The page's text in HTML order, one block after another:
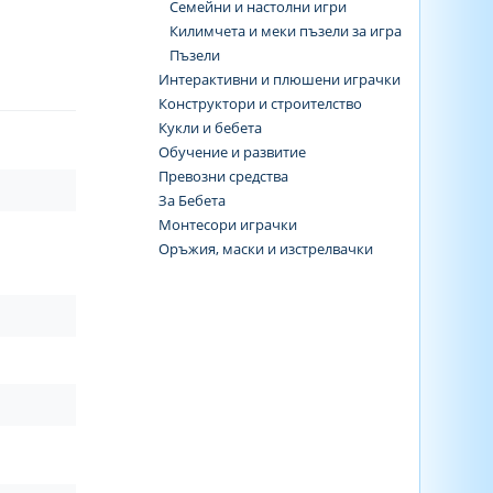
Семейни и настолни игри
Килимчета и меки пъзели за игра
Пъзели
Интерактивни и плюшени играчки
Конструктори и строителство
Кукли и бебета
Обучение и развитие
Превозни средства
За Бебета
Монтесори играчки
Оръжия, маски и изстрелвачки